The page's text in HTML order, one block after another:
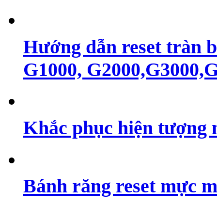
Hướng dẫn reset tràn
G1000,
Khắc phục hiện tượng
Bánh răng reset mực